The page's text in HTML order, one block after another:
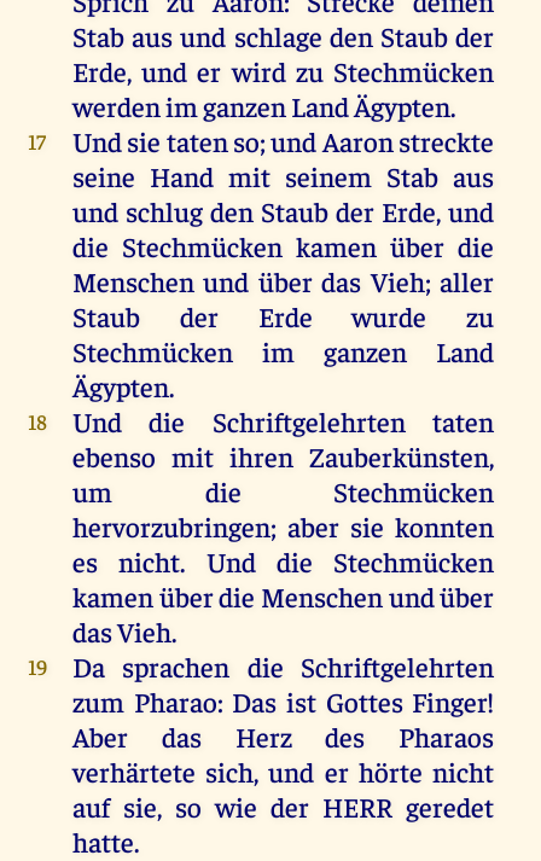
Stab aus und schlage den Staub der
Erde,und er wird zu Stechmücken
werdenimganzenLandÄgypten.
17 Undsie tatenso;undAaronstreckte
seine Hand mit seinem Stab aus
und schlug den Staub der Erde,und
die Stechmücken kamen über die
Menschen und über das Vieh;aller
Staub
der Erde wurde
zu
Stechmücken
im ganzen
Land
Ägypten.
18 Und die Schriftgelehrten
taten
ebenso mit ihren Zauberkünsten,
um
die
Stechmücken
hervorzubringen; aber sie konnten
es nicht. Und die
Stechmücken
kamenüberdie Menschenundüber
dasVieh.
19 Da sprachen die Schriftgelehrten
zum Pharao: Das ist Gottes Finger!
Aber
das Herz des
Pharaos
verhärtete sich,und er hörte nicht
auf sie, so wie der HERR geredet
hatte.